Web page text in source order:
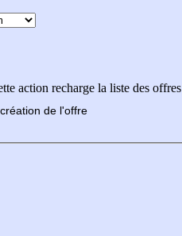
action recharge la liste des offres
de l'offre